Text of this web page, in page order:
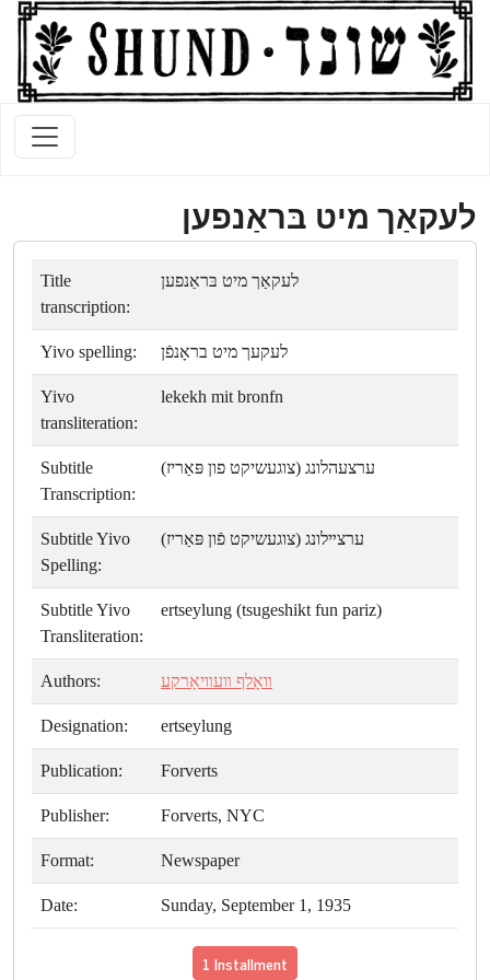
לעקאַך מיט בּראַנפען
Title
transcription:
לעקאַך מיט בּראַנפען
Yivo spelling: לעקעך מיט בראָנפֿן
Yivo
transliteration:
lekekh mit bronfn
Subtitle
Transcription:
ערצעהלונג (צוגעשיקט פון פּאַריז)
Subtitle Yivo
Spelling:
ערצײלונג (צוגעשיקט פֿון פּאַריז)
Subtitle Yivo
Transliteration:
ertseylung (tsugeshikt fun pariz)
Authors: װאָלף װעװיאָרקע
Designation: ertseylung
Publication: Forverts
Publisher: Forverts, NYC
Format: Newspaper
Date: Sunday, September 1, 1935
1 Installment